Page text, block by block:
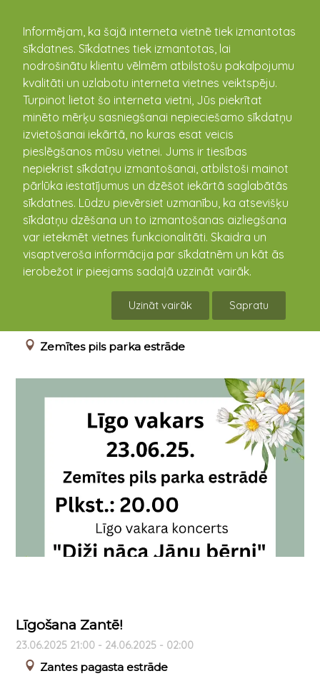
Informējam, ka šajā interneta vietnē tiek izmantotas
sīkdatnes. Sīkdatnes tiek izmantotas, lai
nodrošinātu klientu vēlmēm atbilstošu pakalpojumu
kvalitāti un uzlabotu interneta vietnes veiktspēju.
Turpinot lietot šo interneta vietni, Jūs piekrītat
minēto mērķu sasniegšanai nepieciešamo sīkdatņu
izvietošanai iekārtā, no kuras esat veicis
pieslēgšanos mūsu vietnei. Jums ir tiesības
nepiekrist sīkdatņu izmantošanai, atbilstoši mainot
pārlūka iestatījumus un dzēšot iekārtā saglabātās
sīkdatnes. Lūdzu pievērsiet uzmanību, ka atsevišķu
sīkdatņu dzēšana un to izmantošanas aizliegšana
var ietekmēt vietnes funkcionalitāti. Skaidra un
visaptveroša informācija par sīkdatnēm un kāt ās
ierobežot ir pieejams sadaļā uzzināt vairāk.
Uzināt vairāk Sapratu
kandava.lv
PASĀKUMU
KALENDĀRS
Līgo vakars Zemītē
Zemītes pils parka estrāde
Līgošana Zantē!
23.06.2025 21:00 - 24.06.2025 - 02:00
Zantes pagasta estrāde